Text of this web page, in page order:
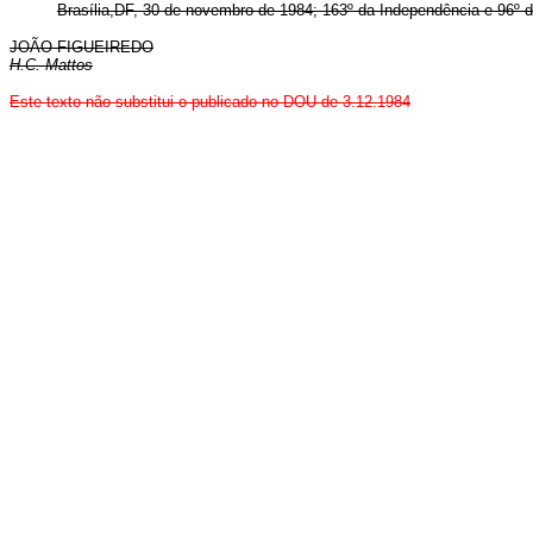
Brasília,DF, 30 de novembro de 1984; 163º da Independência e 96º
JOÃO FIGUEIREDO
H.C. Mattos
Este texto não substitui o publicado no DOU de 3.12.1984